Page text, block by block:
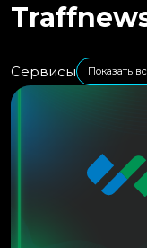
Сервисы Показать